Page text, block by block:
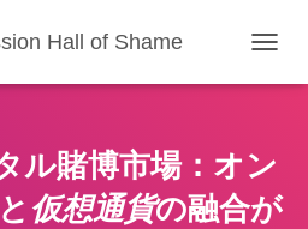
Hall of Shame
O
E
N
A
ル賭博市場： オン
と 仮想通貨の融合が